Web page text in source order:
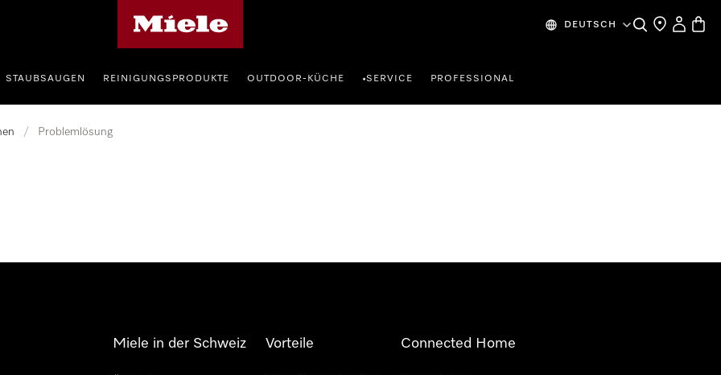
DEUTSCH SucheHändlersuche
Mein
STAUBSAUGEN REINIGUNGSPRODUKTE OUTDOOR-KÜCHE •SERVICE PROFESSIONAL
/ Problemlösung
Miele in der Schweiz Vorteile Connected Home